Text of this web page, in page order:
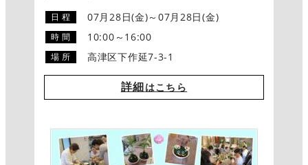
日 程 07月28日(金)～07月28日(金)
時 間 10:00～16:00
場 所 高津区下作延7-3-1
詳細はこちら